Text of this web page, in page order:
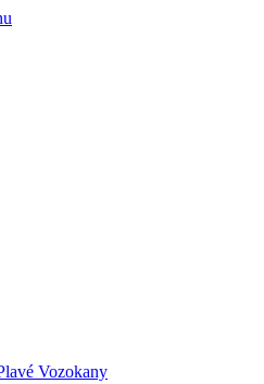
Vozokany